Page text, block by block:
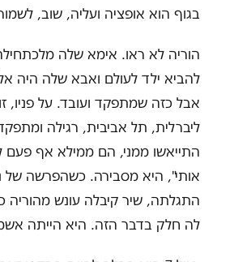
בגוף הוא אופציה ועליה, שוב,
הוריה לא ראו. אימא שלה
להביא ילד לעולם ואבא שלה היה
אבל כזה שמתפקד ועובד. על פניו,
ליברלית, תל אביבית, רגילה
התייאשו ממני, הם ממילא אף פעם
אותי", היא מסבירה. כשהפרשה של
התגלתה, שיר קיבלה עונש מהוריה
לה חלק בדבר הזה. היא הייתה